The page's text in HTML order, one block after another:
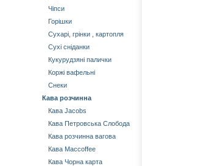
Чіпси
Горішки
Сухарі, грінки , картопля
Сухі сніданки
Кукурудзяні палички
Коржі вафельні
Снеки
Кава розчинна
Кава Jacobs
Кава Петровська Слобода
Кава розчинна вагова
Кава Maccoffee
Кава Чорна карта